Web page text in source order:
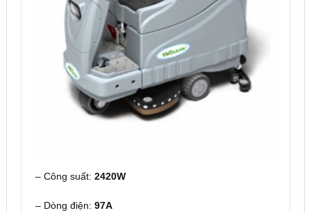
– Công suất: 2420W
– Dòng điện: 97A